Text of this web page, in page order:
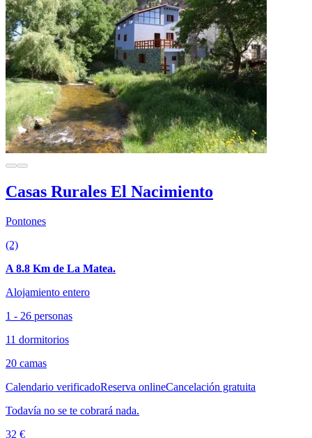
Casas Rurales El Nacimiento
Pontones
(2)
A 8.8 Km de La Matea.
Alojamiento entero
1 - 26 personas
11 dormitorios
20 camas
Calendario verificadoReserva onlineCancelación gratuita
Todavía no se te cobrará nada.
32 €